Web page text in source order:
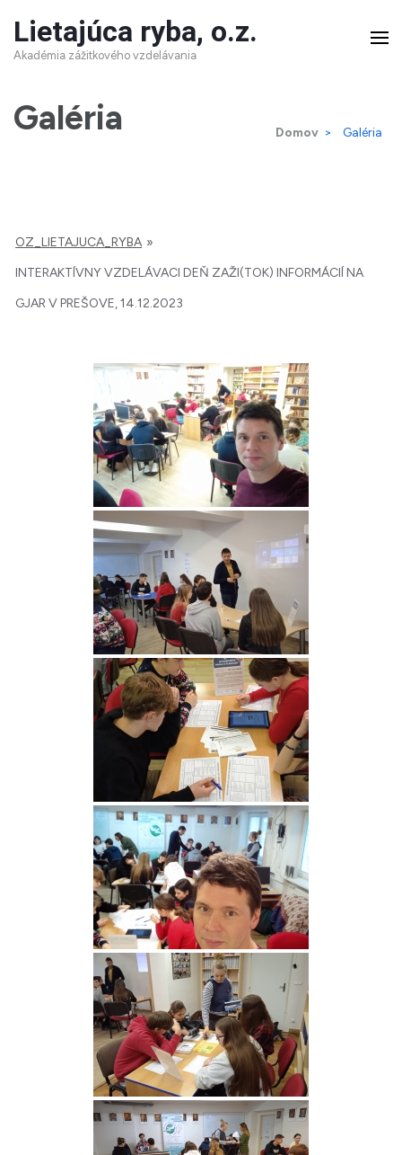
Skip
to
(Press
Enter)
Lietajúca ryba, o.z.
Akadémia zážitkového vzdelávania
Galéria Domov > Galéria
OZ_LIETAJUCA_RYBA »
INTERAKTÍVNY VZDELÁVACI DEŇ ZAŽI(TOK) INFORMÁCIÍ NA
GJAR V PREŠOVE, 14.12.2023